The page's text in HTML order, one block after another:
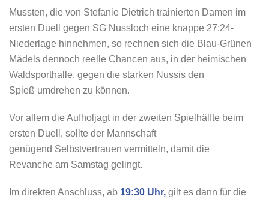
Mussten, die von Stefanie Dietrich trainierten Damen im
ersten Duell gegen SG Nussloch eine knappe 27:24-
Niederlage hinnehmen, so rechnen sich die Blau-Grünen
Mädels dennoch reelle Chancen aus, in der heimischen
Waldsporthalle, gegen die starken Nussis den
Spieß umdrehen zu können.
Vor allem die Aufholjagt in der zweiten Spielhälfte beim
ersten Duell, sollte der Mannschaft
genügend Selbstvertrauen vermitteln, damit die
Revanche am Samstag gelingt.
Im direkten Anschluss, ab 19:30 Uhr, gilt es dann für die